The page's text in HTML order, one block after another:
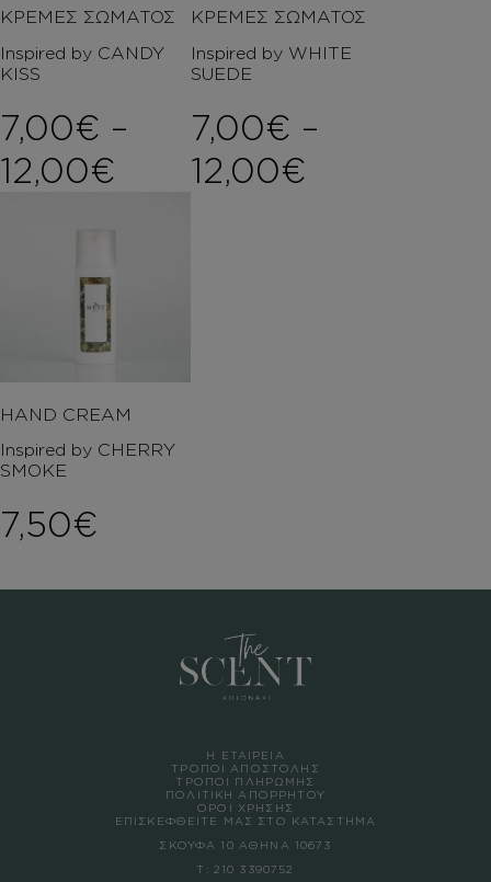
ΚΡΕΜΕΣ ΣΩΜΑΤΟΣ
Inspired by CANDY
KISS
7,00€ –
12,00€ Price range: 7,00€
ΚΡΕΜΕΣ ΣΩΜΑΤΟΣ
Inspired by WHITE
SUEDE
7,00€ –
12,00€
HAND CREAM
Inspired by CHERRY
SMOKE
7,50€
Η ΕΤΑΙΡΕΙΑ
ΤΡΟΠΟΙ ΑΠΟΣΤΟΛΗΣ
ΤΡΟΠΟΙ ΠΛΗΡΩΜΗΣ
ΠΟΛΙΤΙΚΗ ΑΠΟΡΡΗΤΟΥ
ΟΡΟΙ ΧΡΗΣΗΣ
ΕΠΙΣΚΕΦΘΕΙΤΕ ΜΑΣ ΣΤΟ ΚΑΤΑΣΤΗΜΑ
ΣΚΟΥΦΑ 10 ΑΘΗΝΑ 10673
Τ: 210 3390752